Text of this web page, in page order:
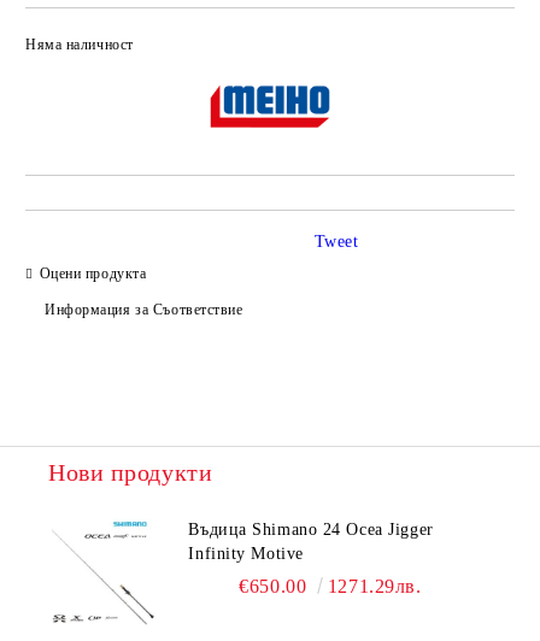
Няма наличност
Оцени продукта
Информация за Съответствие
Tweet
Нови продукти
Въдица Shimano 24 Ocea Jigger
Infinity Motive
€650.00 1271.29лв.